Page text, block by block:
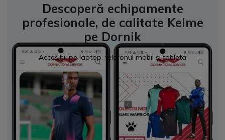
Descoperă echipamente
profesionale, de calitate Kelme
pe Dornik
Accesibil pe laptop, telefonul mobil și tableta